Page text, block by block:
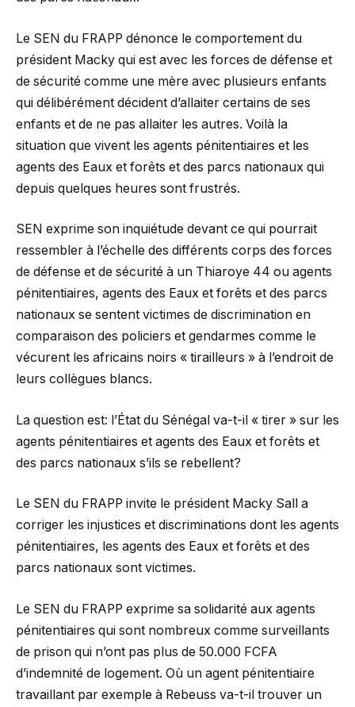
Le SEN du FRAPP dénonce le comportement du
président Macky qui est avec les forces de défense et
de sécurité comme une mère avec plusieurs enfants
qui délibérément décident d’allaiter certains de ses
enfants et de ne pas allaiter les autres. Voilà la
situation que vivent les agents pénitentiaires et les
agents des Eaux et forêts et des parcs nationaux qui
depuis quelques heures sont frustrés.
SEN exprime son inquiétude devant ce qui pourrait
ressembler à l’échelle des différents corps des forces
de défense et de sécurité à un Thiaroye 44 ou agents
pénitentiaires, agents des Eaux et forêts et des parcs
nationaux se sentent victimes de discrimination en
comparaison des policiers et gendarmes comme le
vécurent les africains noirs « tirailleurs » à l’endroit de
leurs collègues blancs.
La question est: l’État du Sénégal va-t-il « tirer » sur les
agents pénitentiaires et agents des Eaux et forêts et
des parcs nationaux s’ils se rebellent?
Le SEN du FRAPP invite le président Macky Sall a
corriger les injustices et discriminations dont les agents
pénitentiaires, les agents des Eaux et forêts et des
parcs nationaux sont victimes.
Le SEN du FRAPP exprime sa solidarité aux agents
pénitentiaires qui sont nombreux comme surveillants
de prison qui n’ont pas plus de 50.000 FCFA
d’indemnité de logement. Où un agent pénitentiaire
travaillant par exemple à Rebeuss va-t-il trouver un